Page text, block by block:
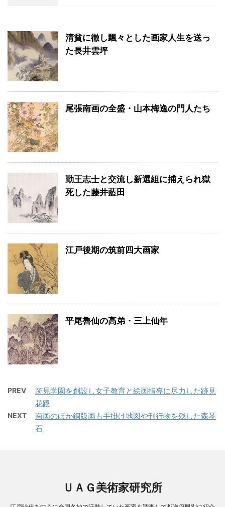
清貧に徹し飄々とした画家人生を送っ
た長井雲坪
尾張南画の全盛・山本梅逸の門人たち
勤王志士と交流し新選組に捕えられ獄
死した藤井藍田
江戸後期の筑前四大画家
平尾魯仙の高弟・三上仙年
PREV
跡見学園を創設し女子教育と絵画指導に尽力した跡見
花蹊
NEXT
南画のほか銅版画も手掛け地図や刊行物を残した森琴
石
ＵＡＧ美術家研究所